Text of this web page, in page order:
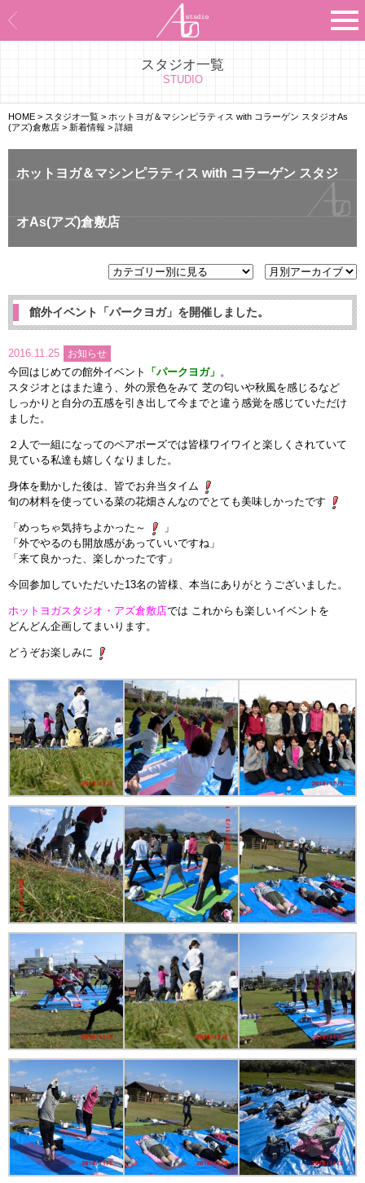
スタジオ一覧
STUDIO
HOME > スタジオ一覧 > ホットヨガ＆マシンピラティス with コラーゲン スタジオAs
(アズ)倉敷店 > 新着情報 > 詳細
ホットヨガ＆マシンピラティス with コラーゲン スタジ
オAs(アズ)倉敷店
館外イベント「パークヨガ」を開催しました。
2016.11.25 お知らせ
今回はじめての館外イベント 「パークヨガ」 。
スタジオとはまた違う、外の景色をみて 芝の匂いや秋風を感じるなど
しっかりと自分の五感を引き出して今までと違う感覚を感じていただけ
ました。
２人で一組になってのペアポーズでは皆様ワイワイと楽しくされていて
見ている私達も嬉しくなりました。
身体を動かした後は、皆でお弁当タイム
旬の材料を使っている菜の花畑さんなのでとても美味しかったです
「めっちゃ気持ちよかった～
」
「外でやるのも開放感があっていいですね」
「来て良かった、楽しかったです」
今回参加していただいた13名の皆様、本当にありがとうございました。
ホットヨガスタジオ・アズ倉敷店では これからも楽しいイベントを
どんどん企画してまいります。
どうぞお楽しみに
Asのコンセプト
Asのナビゲーションシステム
施設紹介
よくあるご質問
エビデンス
インストラクターのメッセージ
セミナー開催
スタッフブログ
ご入会のご予約
プライバシーポリシー